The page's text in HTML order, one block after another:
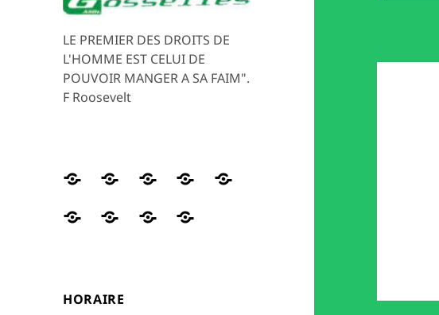
LE PREMIER DES DROITS DE
L'HOMME EST CELUI DE
POUVOIR MANGER A SA FAIM".
F Roosevelt
Distribution
colis
alimentaire
HISTORIQUE
Les
et
Magasin
seconde
MEDIATION
RéseauxORGANIGRAMME
NOUSContact
HORAIRE